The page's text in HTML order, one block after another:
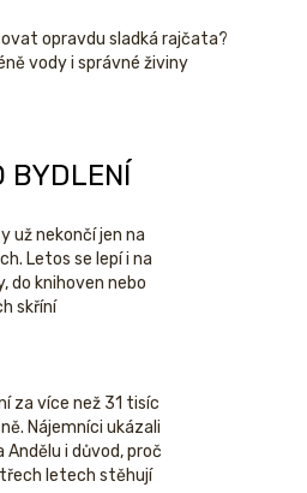
opravdu sladká rajčata?
vody i správné živiny
BYDLENÍ
už nekončí jen na
Letos se lepí i na
do knihoven nebo
skříní
za více než 31 tisíc
Nájemníci ukázali
Andělu i důvod, proč
letech stěhují